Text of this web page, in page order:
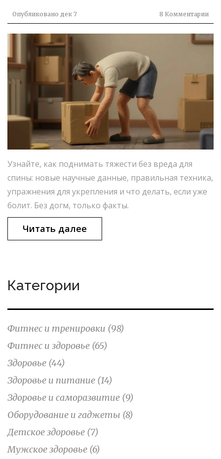
Опубликовано дек 7 8 Комментарии
Узнайте, как поднимать тяжести без вреда для
спины: новые научные данные, правильная техника,
упражнения для укрепления и что делать, если уже
болит. Без догм, только факты.
Читать далее
Категории
Фитнес и тренировки (98)
Фитнес и здоровье (65)
Здоровье (44)
Здоровье и питание (14)
Здоровье и саморазвитие (9)
Оборудование и гаджеты (8)
Детское здоровье (7)
Мужское здоровье (6)